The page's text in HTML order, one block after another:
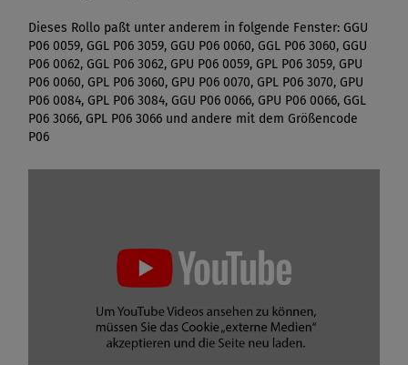
Dieses Rollo paßt unter anderem in folgende Fenster: GGU
P06 0059, GGL P06 3059, GGU P06 0060, GGL P06 3060, GGU
P06 0062, GGL P06 3062, GPU P06 0059, GPL P06 3059, GPU
P06 0060, GPL P06 3060, GPU P06 0070, GPL P06 3070, GPU
P06 0084, GPL P06 3084, GGU P06 0066, GPU P06 0066, GGL
P06 3066, GPL P06 3066 und andere mit dem Größencode
P06